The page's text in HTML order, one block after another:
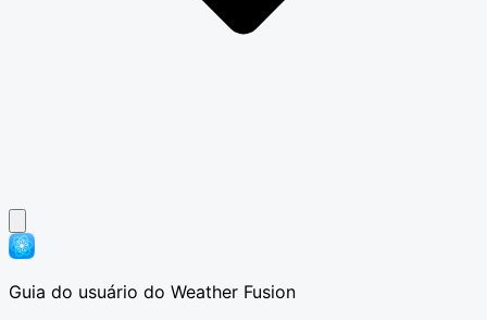
Guia do usuário do Weather Fusion